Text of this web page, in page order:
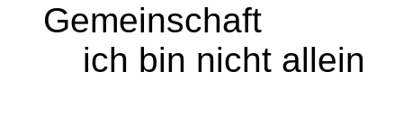
Gemeinschaft
ich bin nicht allein